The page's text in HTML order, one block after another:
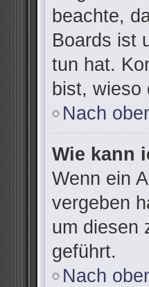
beachte,
Boards ist
tun hat.
bist, wieso
Nach
Wie kann
Wenn ein
vergeben
um diesen
geführt.
Nach